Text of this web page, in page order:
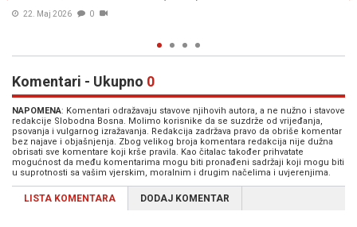
21. Maj 2026
Komentari - Ukupno 0
NAPOMENA: Komentari odražavaju stavove njihovih autora, a ne nužno i stavove
redakcije Slobodna Bosna. Molimo korisnike da se suzdrže od vrijeđanja,
psovanja i vulgarnog izražavanja. Redakcija zadržava pravo da obriše komentar
bez najave i objašnjenja. Zbog velikog broja komentara redakcija nije dužna
obrisati sve komentare koji krše pravila. Kao čitalac također prihvatate
mogućnost da među komentarima mogu biti pronađeni sadržaji koji mogu biti
u suprotnosti sa vašim vjerskim, moralnim i drugim načelima i uvjerenjima.
LISTA KOMENTARA DODAJ KOMENTAR